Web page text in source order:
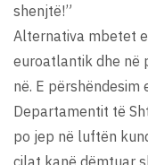
shenjtë!”
Alternativa mbetet
euroatlantik dhe në
në. E përshëndesim
Departamentit të
po jep në luftën
cilat kanë dëmtuar